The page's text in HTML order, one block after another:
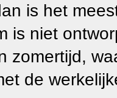
is het
is niet
zomertijd,
de